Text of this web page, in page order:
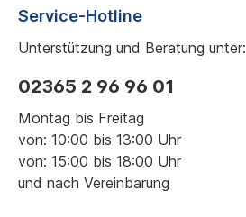
Service-Hotline
Unterstützung und Beratung unter:
02365 2 96 96 01
Montag bis Freitag
von: 10:00 bis 13:00 Uhr
von: 15:00 bis 18:00 Uhr
und nach Vereinbarung